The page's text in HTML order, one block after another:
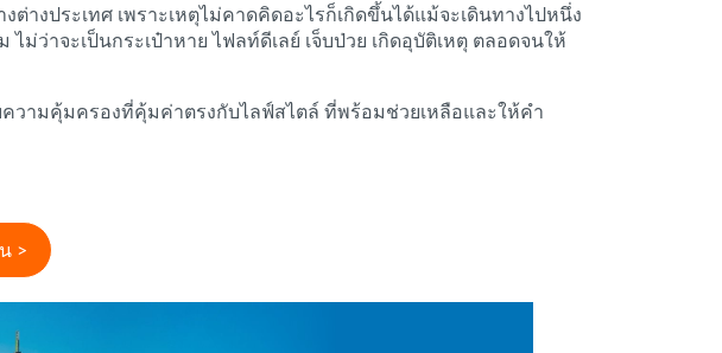
างประเทศ เพราะเหตุไม่คาดคิดอะไรก็เกิดขึ้นได้แม้จะเดินทางไปหนึ่ง
าจะเป็นกระเป๋าหาย ไฟลท์ดีเลย์ เจ็บป่วย เกิดอุบัติเหตุ ตลอดจนให้
ามคุ้มครองที่คุ้มค่าตรงกับไลฟ์สไตล์ ที่พร้อมช่วยเหลือและให้คำ
>